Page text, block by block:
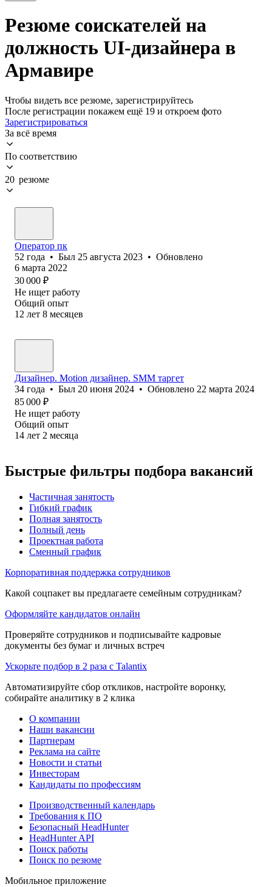
Резюме соискателей на
должность UI-дизайнера в
Армавире
Чтобы видеть все резюме, зарегистрируйтесь
После регистрации покажем ещё 19 и откроем фото
Зарегистрироваться
За всё время
По соответствию
20 резюме
Оператор пк
52 года • Был 25 августа 2023 • Обновлено
6 марта 2022
30 000 ₽
Не ищет работу
Общий опыт
12 лет 8 месяцев
Дизайнер. Motion дизайнер. SMM таргет
34 года • Был 20 июня 2024 • Обновлено 22 марта 2024
85 000 ₽
Не ищет работу
Общий опыт
14 лет 2 месяца
Быстрые фильтры подбора вакансий
Частичная занятость
Гибкий график
Полная занятость
Полный день
Проектная работа
Сменный график
Корпоративная поддержка сотрудников
Какой соцпакет вы предлагаете семейным сотрудникам?
Оформляйте кандидатов онлайн
Проверяйте сотрудников и подписывайте кадровые
документы без бумаг и личных встреч
Ускорьте подбор в 2 раза с Talantix
Автоматизируйте сбор откликов, настройте воронку,
собирайте аналитику в 2 клика
О компании
Наши вакансии
Партнерам
Реклама на сайте
Новости и статьи
Инвесторам
Кандидаты по профессиям
Производственный календарь
Требования к ПО
Безопасный HeadHunter
HeadHunter API
Поиск работы
Поиск по резюме
Мобильное приложение